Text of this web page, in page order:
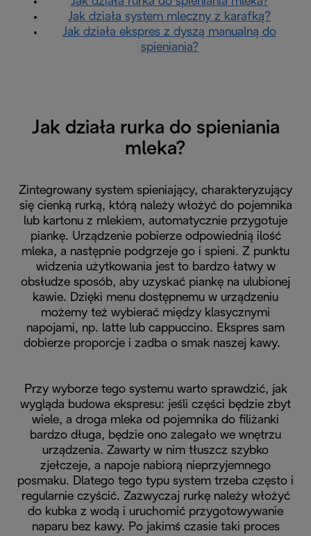
Jak działa system mleczny z karafką?
Jak działa ekspres z dyszą manualną do
spieniania?
Jak działa rurka do spieniania
mleka?
Zintegrowany system spieniający, charakteryzujący
się cienką rurką, którą należy włożyć do pojemnika
lub kartonu z mlekiem, automatycznie przygotuje
piankę. Urządzenie pobierze odpowiednią ilość
mleka, a następnie podgrzeje go i spieni. Z punktu
widzenia użytkowania jest to bardzo łatwy w
obsłudze sposób, aby uzyskać piankę na ulubionej
kawie. Dzięki menu dostępnemu w urządzeniu
możemy też wybierać między klasycznymi
napojami, np. latte lub cappuccino. Ekspres sam
dobierze proporcje i zadba o smak naszej kawy.
Przy wyborze tego systemu warto sprawdzić, jak
wygląda budowa ekspresu: jeśli części będzie zbyt
wiele, a droga mleka od pojemnika do filiżanki
bardzo długa, będzie ono zalegało we wnętrzu
urządzenia. Zawarty w nim tłuszcz szybko
zjełczeje, a napoje nabiorą nieprzyjemnego
posmaku. Dlatego tego typu system trzeba często i
regularnie czyścić. Zazwyczaj rurkę należy włożyć
do kubka z wodą i uruchomić przygotowywanie
naparu bez kawy. Po jakimś czasie taki proces